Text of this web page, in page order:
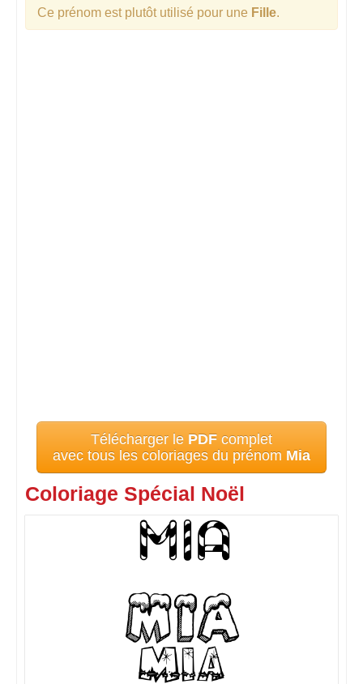
Ce prénom est plutôt utilisé pour une Fille.
Télécharger le PDF complet
avec tous les coloriages du prénom Mia
Coloriage Spécial Noël